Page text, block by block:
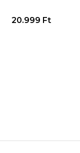
20.999 Ft